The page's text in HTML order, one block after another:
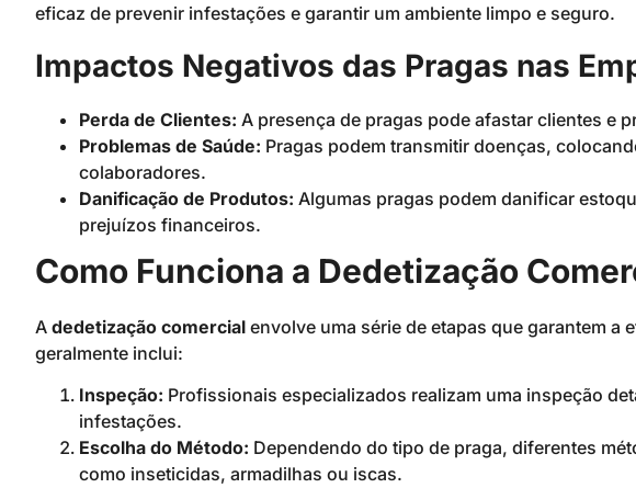
eficaz de prevenir infestações e garantir um ambiente limpo e seguro.
Impactos Negativos das Pragas nas
Perda de Clientes: A presença de pragas pode afastar clientes e
Problemas de Saúde: Pragas podem transmitir doenças,
colaboradores.
Danificação de Produtos: Algumas pragas podem danificar
prejuízos financeiros.
Como Funciona a Dedetização
A dedetização comercial envolve uma série de etapas que garantem a
geralmente inclui:
Inspeção: Profissionais especializados realizam uma inspeção
infestações.
Escolha do Método: Dependendo do tipo de praga, diferentes
como inseticidas, armadilhas ou iscas.